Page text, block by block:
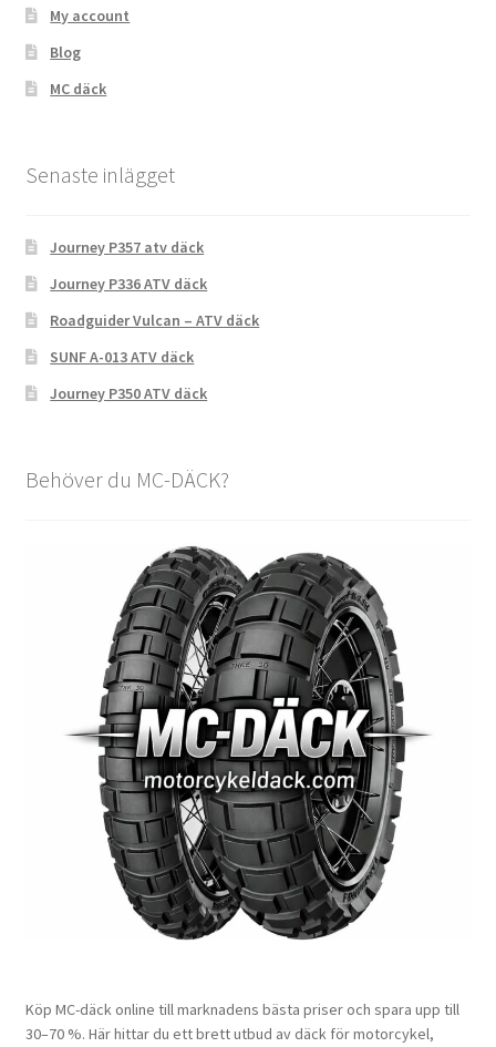
My account
Blog
MC däck
Senaste inlägget
Journey P357 atv däck
Journey P336 ATV däck
Roadguider Vulcan – ATV däck
SUNF A-013 ATV däck
Journey P350 ATV däck
Behöver du MC-DÄCK?
Köp MC-däck online till marknadens bästa priser och spara upp till
30–70 %. Här hittar du ett brett utbud av däck för motorcykel,